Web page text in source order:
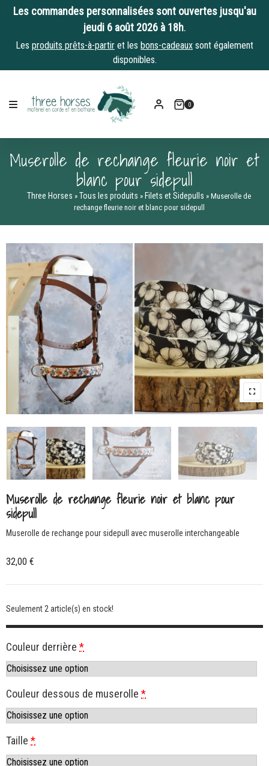
Les commandes personnalisées sont ouvertes jusqu'au
jeudi 6 août 2026 à 18h.
Les produits prêts-à-partir et les bons-cadeaux sont également
disponibles.
content
0
Muserolle de rechange fleurie noir et
blanc pour sidepull
Three Horses » Tous les produits » Filets et Sidepulls » Muserolle de
rechange fleurie noir et blanc pour sidepull
Muserolle de rechange fleurie noir et blanc pour
sidepull
Muserolle de rechange pour sidepull avec muserolle interchangeable
32,00 €
Seulement 2 article(s) en stock!
Couleur derrière *
Couleur dessous de muserolle *
Taille *